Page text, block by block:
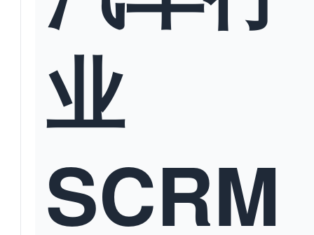
业
SCRM